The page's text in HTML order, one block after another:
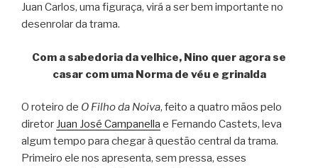
Juan Carlos, uma figuraça, virá a ser bem importante no
desenrolar da trama.
Com a sabedoria da velhice, Nino quer agora se
casar com uma Norma de véu e grinalda
O roteiro de O Filho da Noiva, feito a quatro mãos pelo
diretor Juan José Campanella e Fernando Castets, leva
algum tempo para chegar à questão central da trama.
Primeiro ele nos apresenta, sem pressa, esses